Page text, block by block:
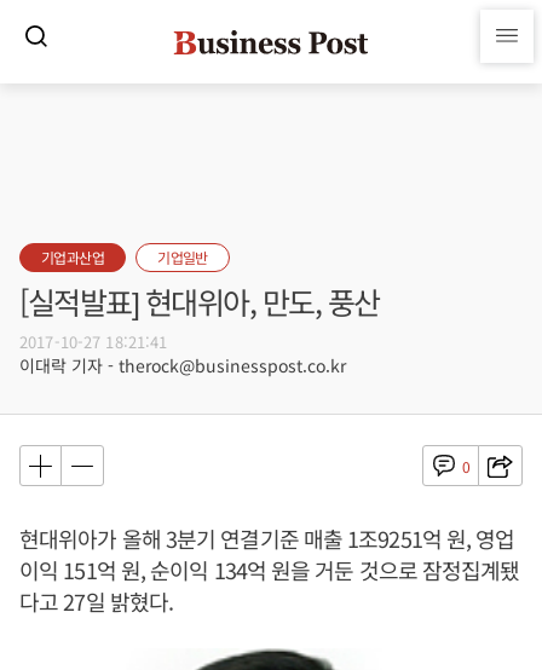
기업과산업 기업일반
[실적발표] 현대위아, 만도, 풍산
2017-10-27 18:21:41
이대락 기자 - therock@businesspost.co.kr
0
현대위아가 올해 3분기 연결기준 매출 1조9251억 원, 영업
이익 151억 원, 순이익 134억 원을 거둔 것으로 잠정집계됐
다고 27일 밝혔다.